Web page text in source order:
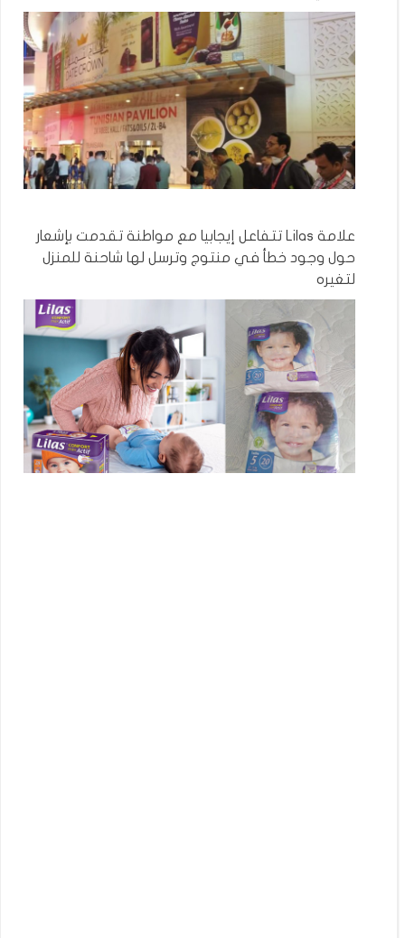
علامة Lilas تتفاعل إيجابيا مع مواطنة تقدمت بإشعار
حول وجود خطأ في منتوج وترسل لها شاحنة للمنزل
لتغيره